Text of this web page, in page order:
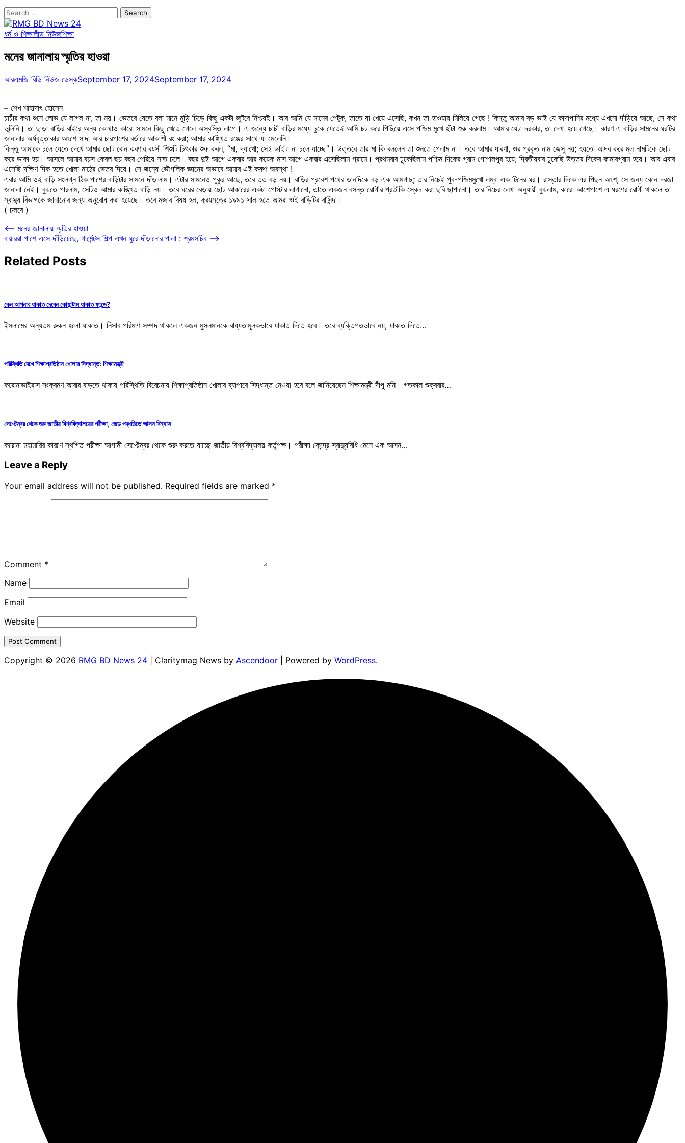
Search
for:
ধর্ম ও শিক্ষালীড নিউজশিক্ষা
মনের জানালায় স্মৃতির হাওয়া
আরএমজি বিডি নিউজ ডেস্কSeptember 17, 2024September 17, 2024
– শেখ শাহাদাৎ হোসেন
চাচীর কথা শুনে লোভ যে লাগল না, তা নয়। ভেতরে যেতে বলা মানে মুড়ি চিড়ে কিছু একটা জুটবে নিশ্চয়ই। আর আমি যে মানের পেটুক, তাতে যা খেয়ে এসেছি, কখন তা হাওয়ায় মিলিয়ে গেছে ! কিন্তু আমার বড় ভাই যে কাদাপানির মধ্যে এখনো দাঁড়িয়ে আছে, সে কথা
ভুলিনি। তা ছাড়া বাড়ির বাইরে অন্য কোথাও কারো সামনে কিছু খেতে গেলে অস্বস্তি লাগে। এ জন্যে চাচী বাড়ির মধ্যে ঢুকে যেতেই আমি চট করে পিছিয়ে এসে পশ্চিম মুখে হাঁটা শুরু করলাম। আমার যেটা দরকার, তা দেখা হয়ে গেছে। কারণ এ বাড়ির সামনের ঘরটির
জানালার অর্ধবৃত্তাকার অংশে সাদা আর চারপাশের বর্ডারে আকাশী রং করা; আমার কাঙ্খিত রঙের সাথে যা মেলেনি।
কিন্তু আমাকে চলে যেতে দেখে আমার ছোট বোন ঝরণার বয়সী শিশুটি চিৎকার শুরু করল, “মা, দ্যাখো; সেই ভাইটা না চলে যাচ্ছে”। উত্তরে তার মা কি বললেন তা শুনতে পেলাম না। তবে আমার ধারণা, ওর প্রকৃত নাম জেসু নয়; হয়তো আদর করে মূল নামটিকে ছোট
করে ডাকা হয়। আসলে আমার বয়স কেবল ছয় বছর পেরিয়ে সাত চলে। বছর দুই আগে একবার আর কয়েক মাস আগে একবার এসেছিলাম গ্রামে। প্রথমবার ঢুকেছিলাম পশ্চিম দিকের গ্রাম গোপালপুর হয়ে; দ্বিতীয়বার ঢুকেছি উত্তর দিকের কামারগ্রাম হয়ে। আর এবার
এসেছি দক্ষিণ দিক হতে খোলা মাঠের ভেতর দিয়ে। সে জন্যে ভৌগলিক জ্ঞানের অভাবে আমার এই করুণ অবস্থা !
এবার আমি ওই বাড়ি সংলগ্ন ঠিক পাশের বাড়িটার সামনে দাঁড়ালাম। এটার সামনেও পুকুর আছে, তবে তত বড় নয়। বাড়ির প্রবেশ পথের ডানদিকে বড় এক আমগাছ; তার নিচেই পুব-পশ্চিমমুখো লম্বা এক টিনের ঘর। রাস্তার দিকে এর পিছন অংশ, সে জন্য কোন দরজা
জানালা নেই। বুঝতে পারলাম, সেটিও আমার কাঙ্খিত বাড়ি নয়। তবে ঘরের বেড়ায় ছোট আকারের একটা পোস্টার লাগানো, তাতে একজন বসন্ত রোগীর প্রতীকি স্কেচ করা ছবি ছাপানো। তার নিচের লেখা অনুযায়ী বুঝলাম, কারো আশেপাশে এ ধরণের রোগী থাকলে তা
স্বাস্থ্য বিভাগকে জানানোর জন্য অনুরোধ করা হয়েছে। তবে মজার বিষয় হল, ক্রয়সূত্রে ১৯৯১ সাল হতে আমরা ওই বাড়িটির বাসিন্দা।
( চলবে )
Post
navigation
⟵ মনের জানালায় স্মৃতির হাওয়া
বায়াররা পাশে এসে দাঁড়িয়েছে, গার্মেন্টস শিল্প এখন ঘুরে দাঁড়ানোর পালা : শ্রমসচিব ⟶
Related Posts
কেন আপনার যাকাত দেবেন কোয়ান্টাম যাকাত ফান্ডে?
ইসলামের অন্যতম রুকন হলো যাকাত। নিসাব পরিমাণ সম্পদ থাকলে একজন মুসলমানকে বাধ্যতামূলকভাবে যাকাত দিতে হবে। তবে ব্যক্তিগতভাবে নয়, যাকাত দিতে…
পরিস্থিতি দেখে শিক্ষাপ্রতিষ্ঠান খোলার সিদ্ধান্ত: শিক্ষামন্ত্রী
করোনাভাইরাস সংক্রমণ আবার বাড়তে থাকায় পরিস্থিতি বিবেচনায় শিক্ষাপ্রতিষ্ঠান খোলার ব্যাপারে সিদ্ধান্ত নেওয়া হবে বলে জানিয়েছেন শিক্ষামন্ত্রী দীপু মনি। গতকাল শুক্রবার…
সেপ্টেম্বর থেকে শুরু জাতীয় বিশ্ববিদ্যালয়ের পরীক্ষা, জেড পদ্ধতিতে আসন বিন্যাস
করোনা মহামারির কারণে স্থগিত পরীক্ষা আগামী সেপ্টেম্বর থেকে শুরু করতে যাচ্ছে জাতীয় বিশ্ববিদ্যালয় কর্তৃপক্ষ। পরীক্ষা কেন্দ্রে স্বাস্থ্যবিধি মেনে এক আসন…
Leave a Reply
Your email address will not be published. Required fields are marked *
Comment *
Name
Email
Website
Copyright © 2026 RMG BD News 24 | Claritymag News by Ascendoor | Powered by WordPress.